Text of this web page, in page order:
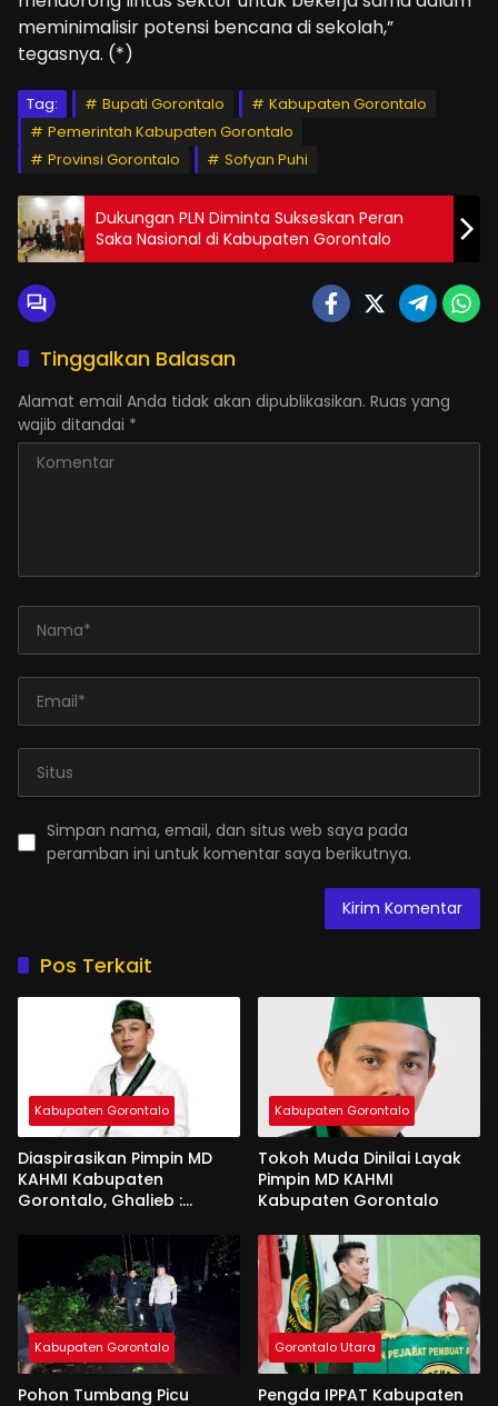
meminimalisir potensi bencana di sekolah,”
tegasnya. (*)
Tag: Bupati Gorontalo
Kabupaten Gorontalo
Pemerintah Kabupaten Gorontalo
Provinsi Gorontalo
Sofyan Puhi
Dukungan PLN Diminta Sukseskan Peran
Saka Nasional di Kabupaten Gorontalo
Tinggalkan Balasan
Alamat email Anda tidak akan dipublikasikan. Ruas yang
wajib ditandai *
Simpan nama, email, dan situs web saya pada
peramban ini untuk komentar saya berikutnya.
Pos Terkait
Kabupaten Gorontalo
Diaspirasikan Pimpin MD
KAHMI Kabupaten
Gorontalo, Ghalieb :
Kabupaten Gorontalo
Tokoh Muda Dinilai Layak
Pimpin MD KAHMI
Kabupaten Gorontalo
Kabupaten Gorontalo
Pohon Tumbang Picu
Gorontalo Utara
Pengda IPPAT Kabupaten